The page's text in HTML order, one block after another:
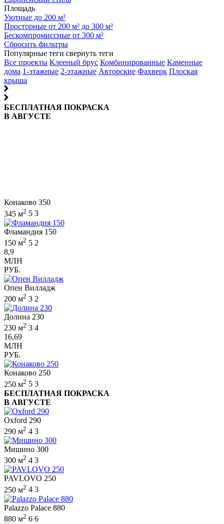
Площадь
Уютные до 200 м²
Просторные от 200 м² до 300 м²
Бескомпромиссные от 300 м²
Сбросить фильтры
Популярные теги свернуть теги
Все проекты Клееный брус Комбинированные Каменные
дома 1-этажные 2-этажные Авторские Фахверк Плоская
крыша
БЕСПЛАТНАЯ ПОКРАСКА
В АВГУСТЕ
Конаково 350
345 м2 5 3
Фламандия 150
150 м2 5 2
8,9
МЛН
РУБ.
Опен Вилладж
200 м2 3 2
Долина 230
230 м2 3 4
16,69
МЛН
РУБ.
Конаково 250
250 м2 5 3
БЕСПЛАТНАЯ ПОКРАСКА
В АВГУСТЕ
Oxford 290
290 м2 4 3
Мишино 300
300 м2 4 3
PAVLOVO 250
250 м2 4 3
Palazzo Palace 880
880 м2 6 6